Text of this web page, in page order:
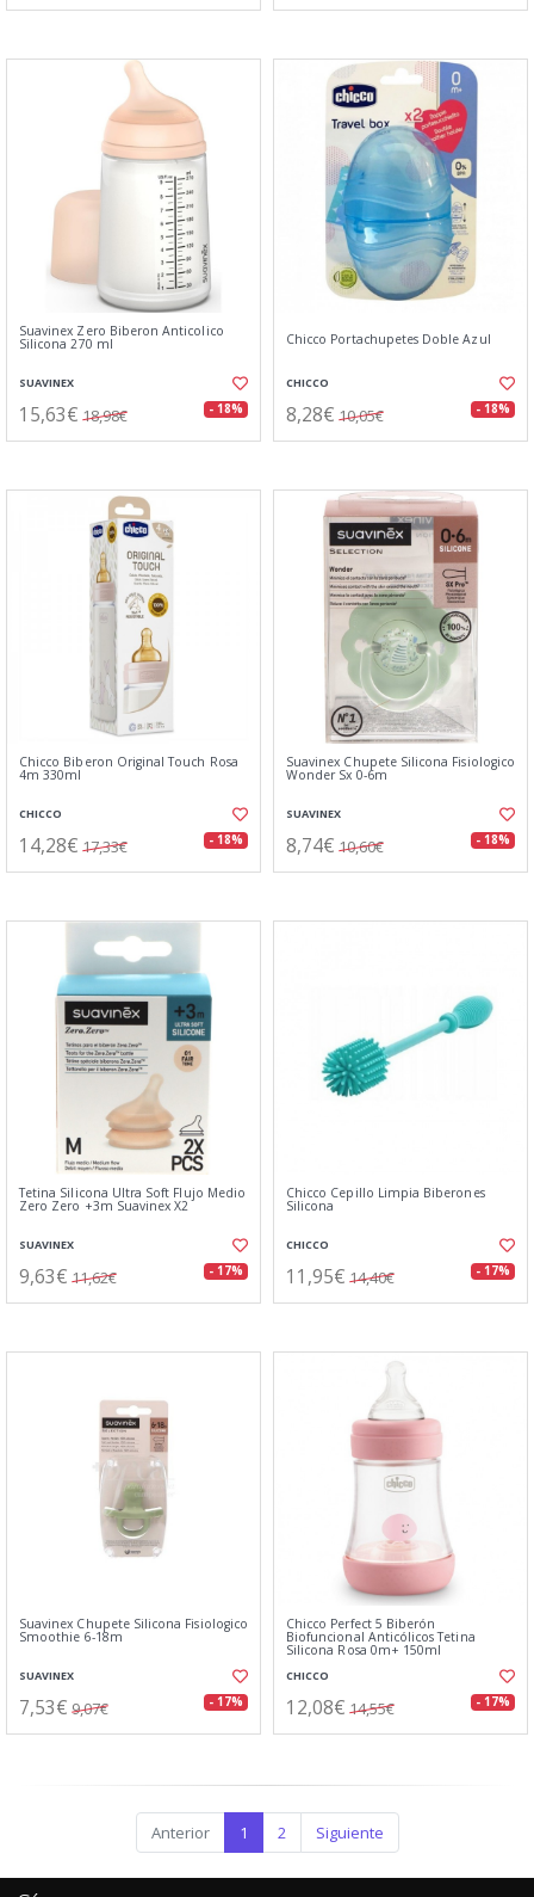
Suavinex Zero Biberon Anticolico
Silicona 270 ml
SUAVINEX
15,63€ 18,98€ - 18%
Chicco Portachupetes Doble Azul
CHICCO
8,28€ 10,05€ - 18%
Chicco Biberon Original Touch Rosa
4m 330ml
CHICCO
14,28€ 17,33€ - 18%
Suavinex Chupete Silicona Fisiologico
Wonder Sx 0-6m
SUAVINEX
8,74€ 10,60€ - 18%
Tetina Silicona Ultra Soft Flujo Medio
Zero Zero +3m Suavinex X2
SUAVINEX
9,63€ 11,62€ - 17%
Chicco Cepillo Limpia Biberones
Silicona
CHICCO
11,95€ 14,40€ - 17%
Suavinex Chupete Silicona Fisiologico
Smoothie 6-18m
SUAVINEX
7,53€ 9,07€ - 17%
Chicco Perfect 5 Biberón
Biofuncional Anticólicos Tetina
Silicona Rosa 0m+ 150ml
CHICCO
12,08€ 14,55€ - 17%
Anterior 1 2 Siguiente